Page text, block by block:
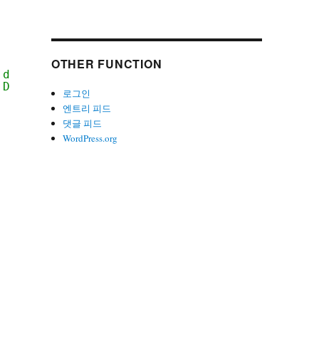
OTHER FUNCTION
로그인
엔트리 피드
댓글 피드
WordPress.org